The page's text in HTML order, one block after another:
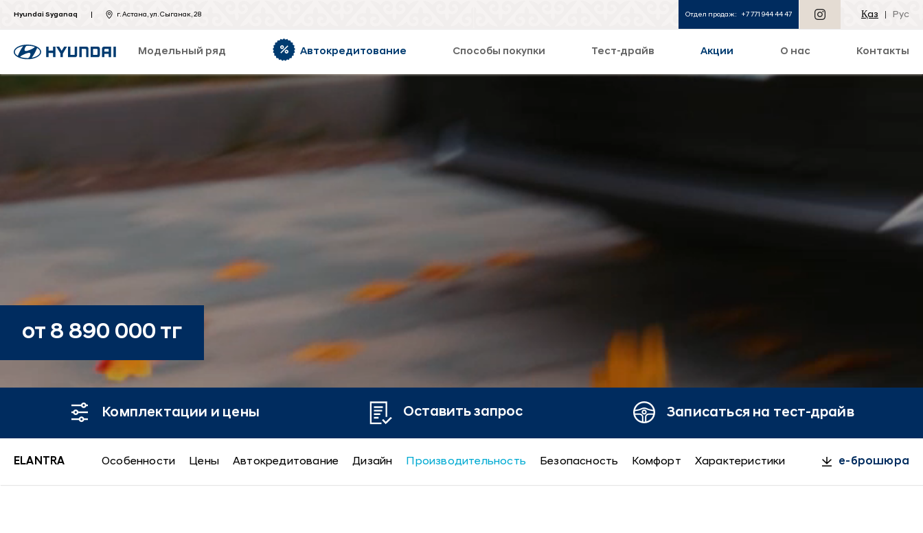
Hyundai Syganaq г. Астана, ул. Сыганак, 28 Отдел продаж: +7 771 944 44 47 Қаз Рус
Модельный ряд Автокредитование Способы покупки Тест-драйв Акции О нас Контакты
ELANTRA
от 8 890 000 тг
Комплектации и цены Оставить запрос Записаться на тест-драйв
ELANTRA Особенности Цены Автокредитование Дизайн Производительность Безопасность Комфорт Характеристики e-брошюра